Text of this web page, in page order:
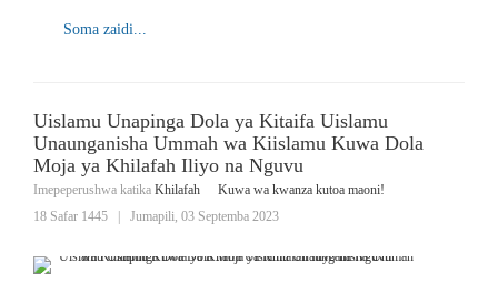
Soma zaidi...
Uislamu Unapinga Dola ya Kitaifa Uislamu
Unaunganisha Ummah wa Kiislamu Kuwa Dola
Moja ya Khilafah Iliyo na Nguvu
Imepeperushwa katika Khilafah
Kuwa wa kwanza kutoa maoni!
18 Safar 1445
Jumapili, 03 Septemba 2023